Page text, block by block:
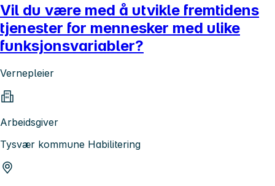
Vil du være med å utvikle fremtidens
tjenester for mennesker med ulike
funksjonsvariabler?
Vernepleier
Arbeidsgiver
Tysvær kommune Habilitering